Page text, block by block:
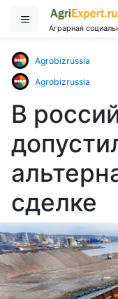
Аграрная
Agrobizrussia
Agrobizrussia
В
сделке